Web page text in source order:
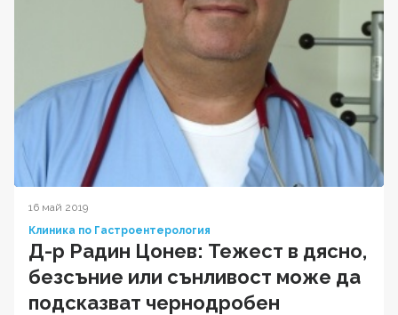
16 май 2019
Клиника по Гастроентерология
Д-р Радин Цонев: Тежест в дясно,
безсъние или сънливост може да
подсказват чернодробен